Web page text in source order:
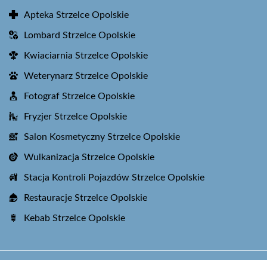
Apteka Strzelce Opolskie
Lombard Strzelce Opolskie
Kwiaciarnia Strzelce Opolskie
Weterynarz Strzelce Opolskie
Fotograf Strzelce Opolskie
Fryzjer Strzelce Opolskie
Salon Kosmetyczny Strzelce Opolskie
Wulkanizacja Strzelce Opolskie
Stacja Kontroli Pojazdów Strzelce Opolskie
Restauracje Strzelce Opolskie
Kebab Strzelce Opolskie